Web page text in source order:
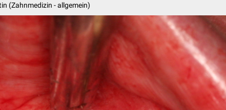
(Zahnmedizin - allgemein)